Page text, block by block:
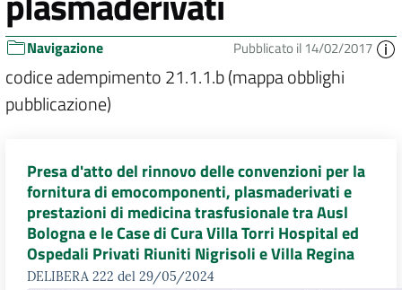
Navigazione Pubblicato il 14/02/2017
codice adempimento 21.1.1.b (mappa obblighi
pubblicazione)
Presa d'atto del rinnovo delle convenzioni per la
fornitura di emocomponenti, plasmaderivati e
prestazioni di medicina trasfusionale tra Ausl
Bologna e le Case di Cura Villa Torri Hospital ed
Ospedali Privati Riuniti Nigrisoli e Villa Regina
DELIBERA 222 del 29/05/2024